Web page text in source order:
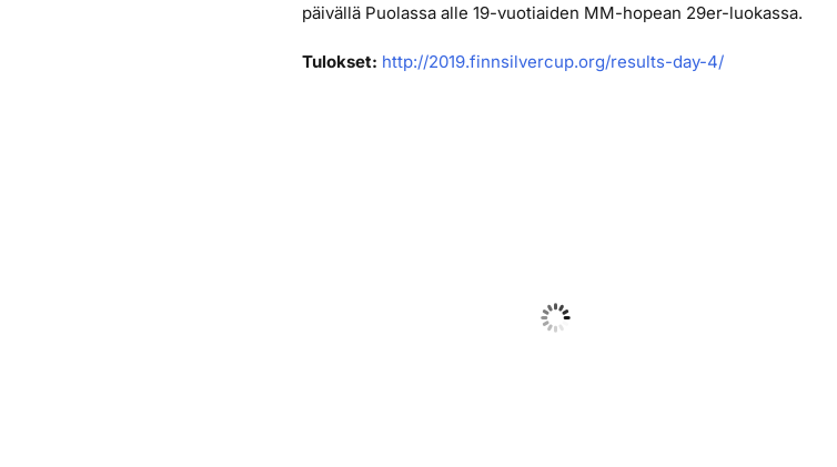
päivällä Puolassa alle 19-vuotiaiden MM-hopean 29er-luokassa.
Tulokset: http://2019.finnsilvercup.org/results-day-4/